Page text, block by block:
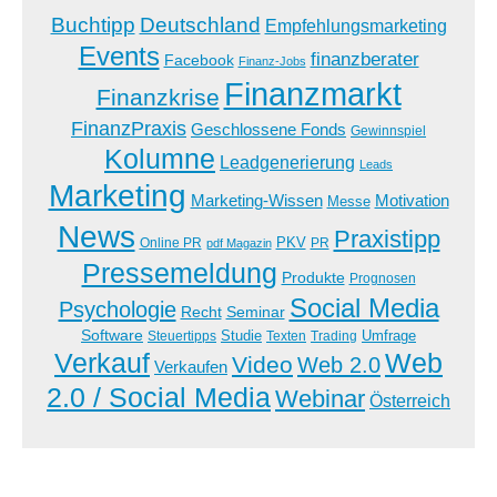
Buchtipp Deutschland Empfehlungsmarketing
Events Facebook Finanz-Jobs finanzberater
Finanzkrise Finanzmarkt
FinanzPraxis Geschlossene Fonds Gewinnspiel
Kolumne Leadgenerierung Leads
Marketing Marketing-Wissen Messe Motivation
News Online PR pdf Magazin PKV PR Praxistipp
Pressemeldung Produkte Prognosen
Psychologie Recht Seminar Social Media
Software Steuertipps Studie Texten Trading Umfrage
Verkauf Verkaufen Video Web 2.0Web
2.0 / Social MediaWebinar Österreich